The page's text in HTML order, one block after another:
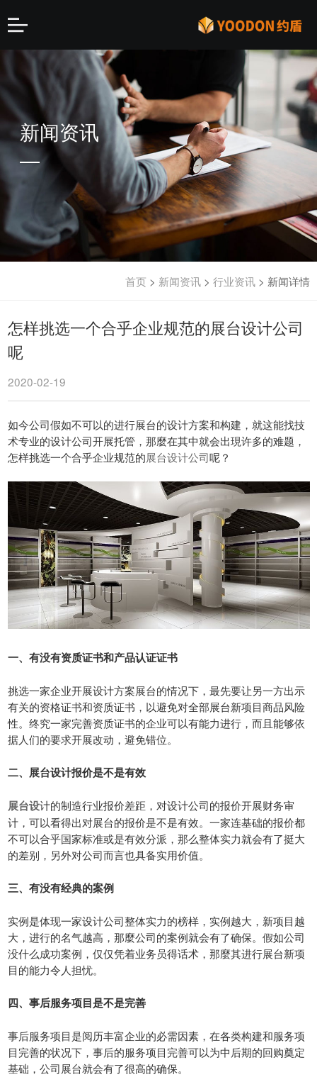
新闻资讯
首页 > 新闻资讯> 行业资讯> 新闻详情
怎样挑选一个合乎企业规范的展台设计公司
呢
2020-02-19
如今公司假如不可以的进行展台的设计方案和构建，就这能找技
术专业的设计公司开展托管，那麼在其中就会出現许多的难题，
怎样挑选一个合乎企业规范的展台设计公司呢？
一、有没有资质证书和产品认证证书
挑选一家企业开展设计方案展台的情况下，最先要让另一方出示
有关的资格证书和资质证书，以避免对全部展台新项目商品风险
性。终究一家完善资质证书的企业可以有能力进行，而且能够依
据人们的要求开展改动，避免错位。
二、展台设计报价是不是有效
展台设计的制造行业报价差距，对设计公司的报价开展财务审
计，可以看得出对展台的报价是不是有效。一家连基础的报价都
不可以合乎国家标准或是有效分派，那么整体实力就会有了挺大
的差别，另外对公司而言也具备实用价值。
三、有没有经典的案例
实例是体现一家设计公司整体实力的榜样，实例越大，新项目越
大，进行的名气越高，那麼公司的案例就会有了确保。假如公司
没什么成功案例，仅仅凭着业务员得话术，那麼其进行展台新项
目的能力令人担忧。
四、事后服务项目是不是完善
事后服务项目是阅历丰富企业的必需因素，在各类构建和服务项
目完善的状况下，事后的服务项目完善可以为中后期的回购奠定
基础，公司展台就会有了很高的确保。